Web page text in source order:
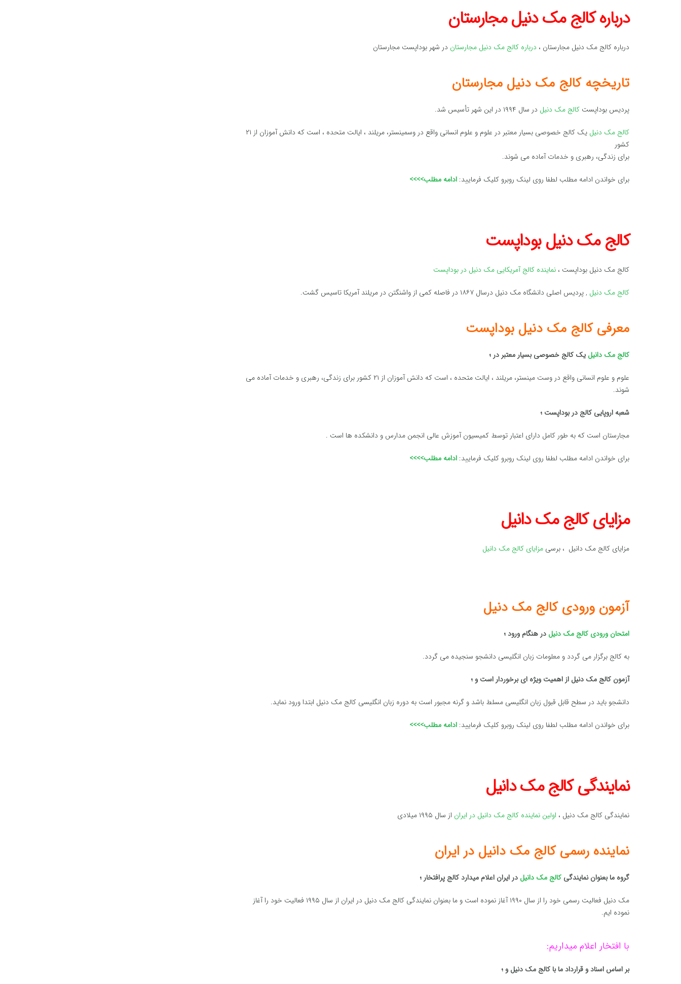
درباره کالج مک دنیل مجارستان
درباره کالج مک دنیل مجارستان ، درباره کالج مک دنیل مجارستان در شهر بوداپست مجارستان
تاریخچه کالج مک دنیل مجارستان
پردیس بوداپست کالج مک دنیل در سال ۱۹۹۴ در این شهر تأسیس شد.
کالج مک دنیل
یک کالج خصوصی بسیار معتبر در علوم و علوم انسانی واقع در وسمینستر، مریلند ، ایالت متحده ، است که دانش آموزان از ۲۱
کشور
برای زندگی، رهبری و خدمات آماده می شوند.
برای خواندن ادامه مطلب لطفا روی لینک روبرو کلیک فرمایید: ادامه مطلب>>>>
کالج مک دنیل بوداپست
کالج مک دنیل بوداپست ، نماینده کالج آمریکایی مک دنیل در بوداپست
کالج مک دنیل , پردیس اصلی دانشگاه مک دنیل درسال ۱۸۶۷ در فاصله کمی از واشنگتن در مریلند آمریکا تاسیس گشت.
معرفی کالج مک دنیل بوداپست
کالج مک دانیل یک کالج خصوصی بسیار معتبر در ؛
علوم و علوم انسانی واقع در وست مینستر، مریلند ، ایالت متحده ، است که دانش آموزان از ۲۱ کشور برای زندگی، رهبری و خدمات آماده می
شوند.
شعبه اروپایی کالج در بوداپست ؛
مجارستان است که به طور کامل دارای اعتبار توسط کمیسیون آموزش عالی انجمن مدارس و دانشکده ها است .
برای خواندن ادامه مطلب لطفا روی لینک روبرو کلیک فرمایید: ادامه مطلب>>>>
مزایای کالج مک دانیل
مزایای کالج مک دانیل ، برسی مزایای کالج مک دانیل
آزمون ورودی کالج مک دنیل
امتحان ورودی کالج مک دنیل در هنگام ورود ؛
به کالج برگزار می گردد و معلومات زبان انگلیسی دانشجو سنجیده می گردد.
آزمون کالج مک دنیل از اهمیت ویژه ای برخوردار است و ؛
دانشجو باید در سطح قابل قبول زبان انگلیسی مسلط باشد و گرنه مجبور است به دوره زبان انگلیسی کالج مک دنیل ابتدا ورود نماید.
برای خواندن ادامه مطلب لطفا روی لینک روبرو کلیک فرمایید: ادامه مطلب>>>>
نمایندگی کالج مک دانیل
نمایندگی کالج مک دنیل ، اولین نماینده کالج مک دانیل در ایران از سال ۱۹۹۵ میلادی
نماینده رسمی کالج مک دانیل در ایران
گروه ما بعنوان نمایندگی کالج مک دانیل در ایران اعلام میدارد کالج پرافتخار ؛
مک دنیل فعالیت رسمی خود را از سال ۱۹۹۰ آغاز نموده است و ما بعنوان نمایندگی کالج مک دنیل در ایران از سال ۱۹۹۵ فعالیت خود را آغاز
نموده ایم.
با افتخار اعلام میداریم:
بر اساس اسناد و قرارداد ما با کالج مک دنیل و ؛